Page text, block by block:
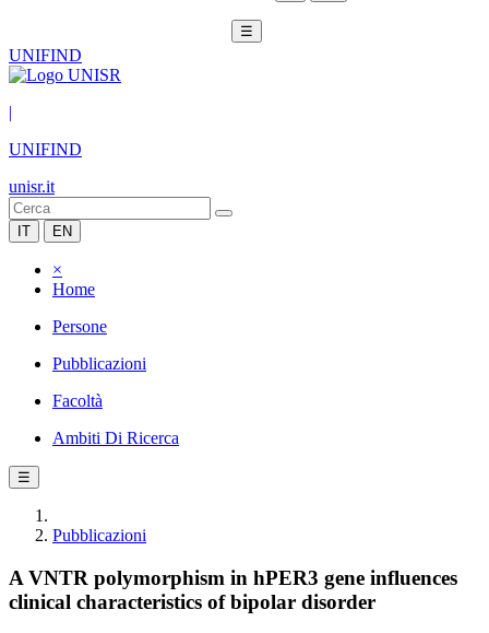
☰
UNIFIND
|
UNIFIND
unisr.it
IT EN
×
Home
Persone
Pubblicazioni
Facoltà
Ambiti Di Ricerca
☰
Pubblicazioni
A VNTR polymorphism in hPER3 gene influences
clinical characteristics of bipolar disorder